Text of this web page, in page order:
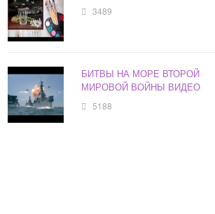
3489
БИТВЫ НА МОРЕ ВТОРОЙ
МИРОВОЙ ВОЙНЫ ВИДЕО
5188